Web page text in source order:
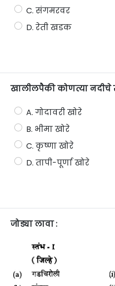
C. संगमरवर
D. रेती खडक
खालीलपैकी कोणत्या नदीचे
A. गोदावरी खोरे
B. भीमा खोरे
C. कृष्णा खोरे
D. तापी-पूर्णा खोरे
जोड्या लावा :